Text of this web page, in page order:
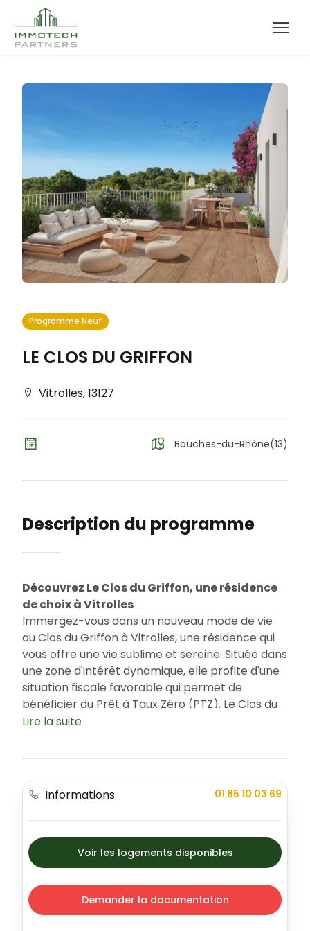
Programme Neuf
LE CLOS DU GRIFFON
Vitrolles,13127
Bouches-du-Rhône(13)
Description du programme
Découvrez Le Clos du Griffon, une résidence
de choix à Vitrolles
Immergez-vous dans un nouveau mode de vie
au Clos du Griffon à Vitrolles, une résidence qui
vous offre une vie sublime et sereine. Située dans
une zone d'intérêt dynamique, elle profite d'une
situation fiscale favorable qui permet de
bénéficier du Prêt à Taux Zéro (PTZ). Le Clos du
Griffon incarne l'élégance moderne, proposant
toutes vos attentes de confort et de
Le meilleur de Vitrolles à votre porte
résidence Le Clos du Griffon se trouve dans un
quartier sûr et paisible, entouré d'espaces verts
pour profiter d'un cadre de vie agréable et
relaxant. À quelques pas de la résidence, vous
trouverez une variété de services pratiques, des
Lire la suite
Informations 01 85 10 03 69
Voir les logements disponibles
Demander la documentation